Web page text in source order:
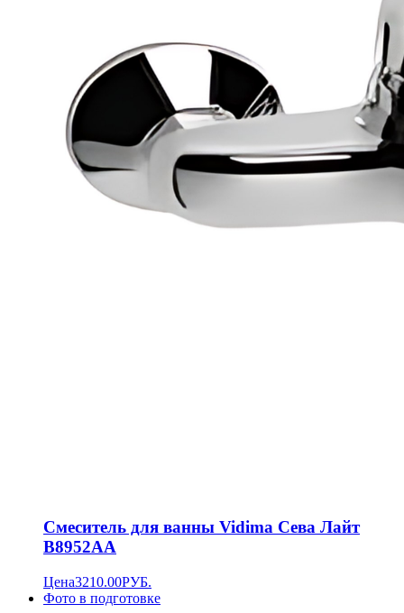
Смеситель для ванны Vidima Сева Лайт
B8952AA
Цена3210.00РУБ.
Фото в подготовке